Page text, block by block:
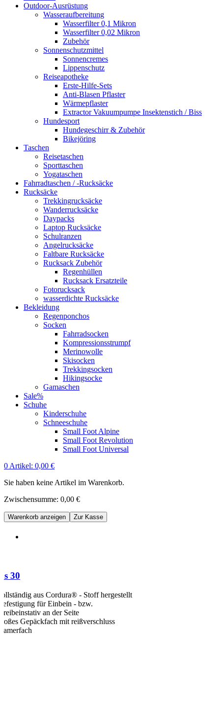
Outdoor-Ausrüstung
Wasseraufbereitung
Wasserfilter 0,1 Mikron
Wasserfilter 0,02 Mikron
Zubehör
Sonnenschutzmittel
Sonnencremes
Lippenschutz
Reiseapotheke
Erste-Hilfe-Sets
Anti-Blasen Pflaster
Wärmepflaster
Extractor Vakuumpumpe Insektenstich / Biss
Hundesport
Hundegeschirr & Zubehör
Bikejöring
Taschen
Reisetaschen
Sporttaschen
Yogataschen
Fahrradtaschen / -Rucksäcke
Rucksäcke
Trekkingrucksäcke
Wanderrucksäcke
Daypacks
Laptop Rucksäcke
Schulranzen
Angelrucksäcke
Faltbare Rucksäcke
Rucksack Zubehör
Regenhüllen
Rucksack Ersatzteile
Fotorucksack
wasserdichte Rucksäcke
Bekleidung
Regenponchos
Socken
Fahrradsocken
Kompressionsstrumpf
Merinowolle
Skisocken
Trekkingsocken
Hikingsocke
Gamaschen
Sale%
Schuhe
Kinderschuhe
Schneeschuhe
Small Foot Alpine
Small Foot Revolution
Small Foot Universal
0 Artikel: 0,00 €
Sie haben keine Artikel im Warenkorb.
Zwischensumme: 0,00 €
Warenkorb anzeigen Zur Kasse
30
aus Cordura® - Stoff hergestellt
für Einbein - bzw.
an der Seite
Gepäckfach mit reißverschluss